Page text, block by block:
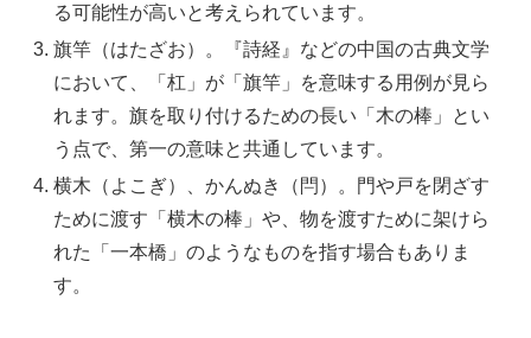
る可能性が高いと考えられています。
旗竿（はたざお）。『詩経』などの中国の古典文学
において、「杠」が「旗竿」を意味する用例が見ら
れます。旗を取り付けるための長い「木の棒」とい
う点で、第一の意味と共通しています。
横木（よこぎ）、かんぬき（閂）。門や戸を閉ざす
ために渡す「横木の棒」や、物を渡すために架けら
れた「一本橋」のようなものを指す場合もありま
す。